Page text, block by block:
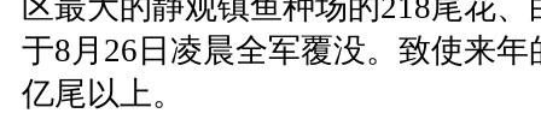
区最大的静观镇鱼种场的218尾花
于8月26日凌晨全军覆没。致使来
亿尾以上。